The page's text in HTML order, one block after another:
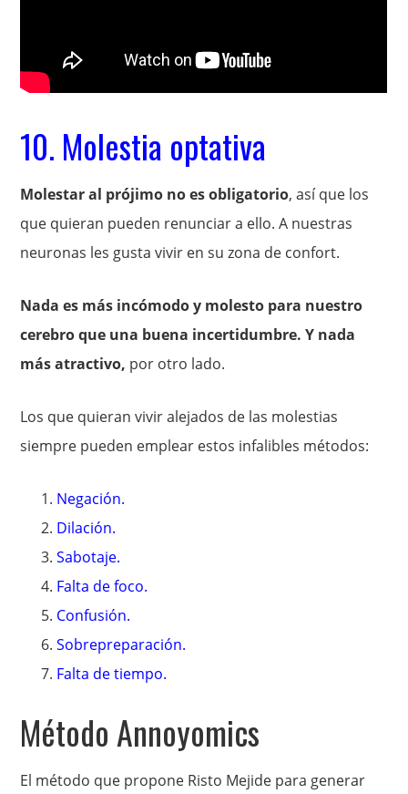
10. Molestia optativa
Molestar al prójimo no es obligatorio, así que los
que quieran pueden renunciar a ello. A nuestras
neuronas les gusta vivir en su zona de confort.
Nada es más incómodo y molesto para nuestro
cerebro que una buena incertidumbre. Y nada
más atractivo, por otro lado.
Los que quieran vivir alejados de las molestias
siempre pueden emplear estos infalibles métodos:
Negación.
Dilación.
Sabotaje.
Falta de foco.
Confusión.
Sobrepreparación.
Falta de tiempo.
Método Annoyomics
El método que propone Risto Mejide para generar